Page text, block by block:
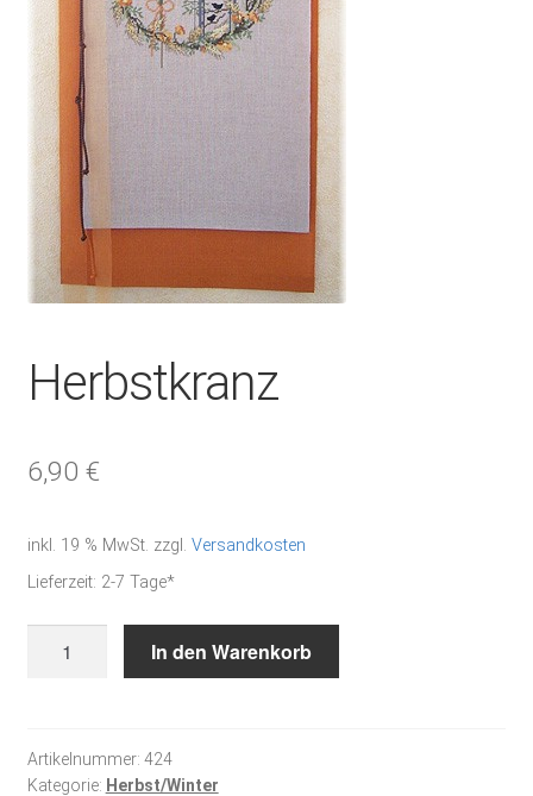
Herbstkranz
6,90 €
inkl. 19 % MwSt. zzgl. Versandkosten
Lieferzeit: 2-7 Tage*
In den Warenkorb
Artikelnummer: 424
Kategorie: Herbst/Winter